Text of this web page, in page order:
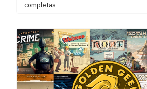
completas